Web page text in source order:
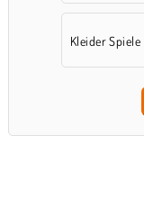
Kleider Spiele